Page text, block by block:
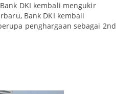
DKI kembali mengukir
Bank DKI kembali
penghargaan sebagai 2nd